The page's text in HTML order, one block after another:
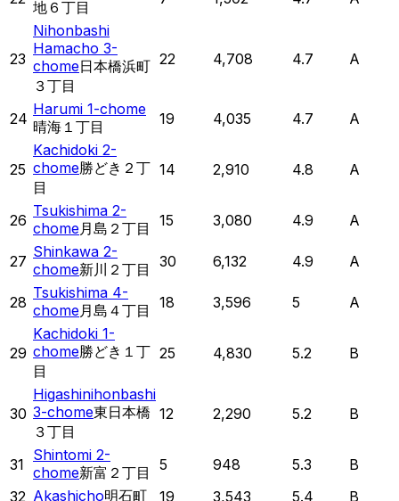
地６丁目
23
Nihonbashi
Hamacho 3-
chome日本橋浜町
３丁目
22 4,708 4.7 A
24
Harumi 1-chome
晴海１丁目
19 4,035 4.7 A
25
Kachidoki 2-
chome勝どき２丁
目
14 2,910 4.8 A
26
Tsukishima 2-
chome月島２丁目 15 3,080 4.9 A
27
Shinkawa 2-
chome新川２丁目 30 6,132 4.9 A
28
Tsukishima 4-
chome月島４丁目 18 3,596 5 A
29
Kachidoki 1-
chome勝どき１丁
目
25 4,830 5.2 B
30
Higashinihonbashi
3-chome東日本橋
３丁目
12 2,290 5.2 B
31
Shintomi 2-
chome新富２丁目 5 948 5.3
B
32 Akashicho明石町 19 3,543 5.4
B